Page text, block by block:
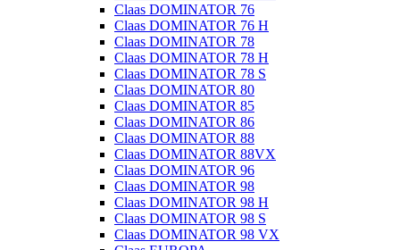
Claas DOMINATOR 76
Claas DOMINATOR 76 H
Claas DOMINATOR 78
Claas DOMINATOR 78 H
Claas DOMINATOR 78 S
Claas DOMINATOR 80
Claas DOMINATOR 85
Claas DOMINATOR 86
Claas DOMINATOR 88
Claas DOMINATOR 88VX
Claas DOMINATOR 96
Claas DOMINATOR 98
Claas DOMINATOR 98 H
Claas DOMINATOR 98 S
Claas DOMINATOR 98 VX